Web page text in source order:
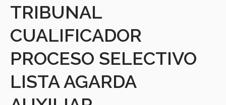
TRIBUNAL
CUALIFICADOR
PROCESO SELECTIVO
LISTA AGARDA